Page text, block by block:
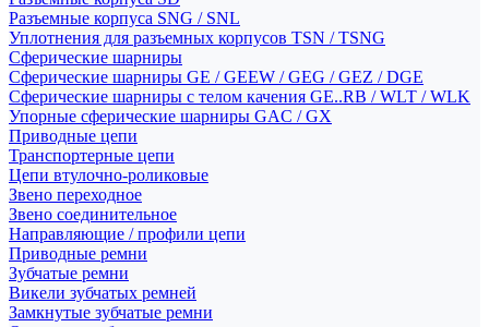
Разъемные корпуса SNG / SNL
Уплотнения для разъемных корпусов TSN / TSNG
Сферические шарниры
Сферические шарниры GE / GEEW / GEG / GEZ / DGE
Сферические шарниры с телом качения GE..RB / WLT / WLK
Упорные сферические шарниры GAC / GX
Приводные цепи
Транспортерные цепи
Цепи втулочно-роликовые
Звено переходное
Звено соединительное
Направляющие / профили цепи
Приводные ремни
Зубчатые ремни
Викели зубчатых ремней
Замкнутые зубчатые ремни